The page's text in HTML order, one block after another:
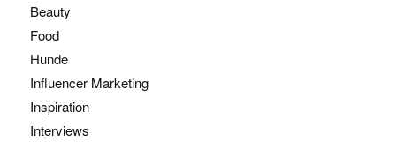
Beauty
Food
Hunde
Influencer Marketing
Inspiration
Interviews